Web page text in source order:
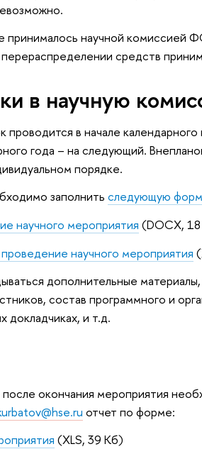
принималось научной комиссией
средств
в научную
в начале календарного
года – на следующий.
порядке.
заполнитьследующую
научного мероприятия (DOCX,
научного мероприятия
дополнительные
состав программного и
докладчиках, и т.д.
окончания мероприятия
отчет по форме:
(XLS, 39 Кб)